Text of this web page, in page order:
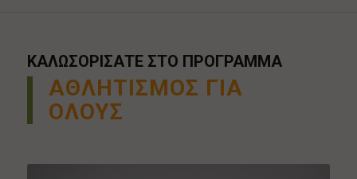
ΚΑΛΩΣΟΡΙΣΑΤΕ ΣΤΟ ΠΡΟΓΡΑΜΜΑ
ΑΘΛΗΤΙΣΜΟΣ ΓΙΑ
ΟΛΟΥΣ